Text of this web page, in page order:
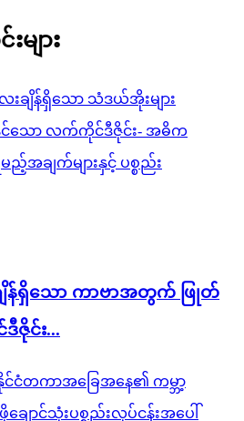
ျား
န်ရှိသော ကာဗာအတွက် ဖြုတ်
င်း...